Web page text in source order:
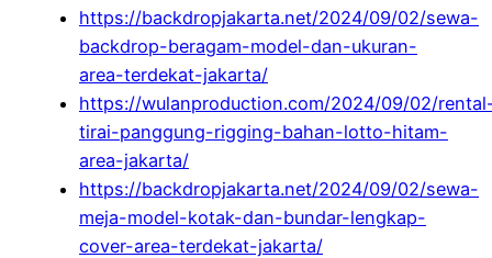
https://backdropjakarta.net/2024/09/02/sewa-
backdrop-beragam-model-dan-ukuran-
area-terdekat-jakarta/
https://wulanproduction.com/2024/09/02/
tirai-panggung-rigging-bahan-lotto-hitam-
area-jakarta/
https://backdropjakarta.net/2024/09/02/sewa-
meja-model-kotak-dan-bundar-lengkap-
cover-area-terdekat-jakarta/